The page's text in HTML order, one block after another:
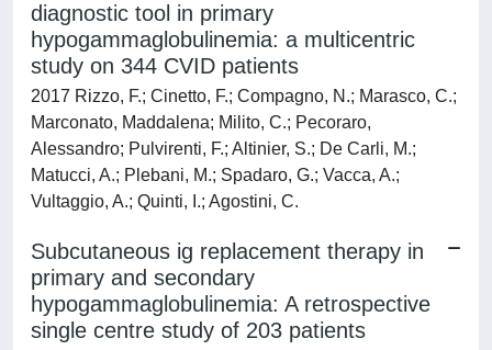
diagnostic tool in primary
hypogammaglobulinemia: a multicentric
study on 344 CVID patients
2017 Rizzo, F.; Cinetto, F.; Compagno, N.; Marasco, C.;
Marconato, Maddalena; Milito, C.; Pecoraro,
Alessandro; Pulvirenti, F.; Altinier, S.; De Carli, M.;
Matucci, A.; Plebani, M.; Spadaro, G.; Vacca, A.;
Vultaggio, A.; Quinti, I.; Agostini, C.
Subcutaneous ig replacement therapy in
primary and secondary
hypogammaglobulinemia: A retrospective
single centre study of 203 patients